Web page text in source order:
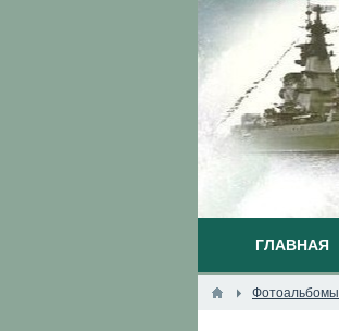
ГЛАВНАЯ
Фотоальбомы